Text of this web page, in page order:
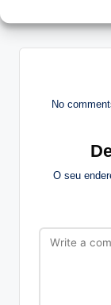
No
O seu